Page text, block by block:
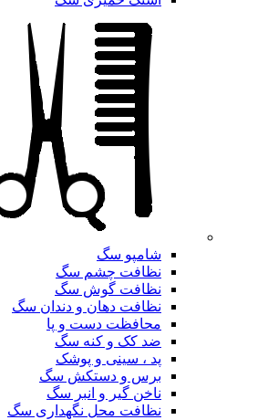
شامپو سگ
نظافت چشم سگ
نظافت گوش سگ
نظافت دهان و دندان سگ
محافظت دست و پا
ضد کک و کنه سگ
پد ، سینی و پوشک
برس و دستکش سگ
ناخن گیر و انبر سگ
نظافت محل نگهداری سگ